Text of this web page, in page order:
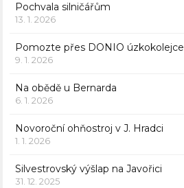
Pochvala silničářům
13. 1. 2026
Pomozte přes DONIO úzkokolejce
9. 1. 2026
Na obědě u Bernarda
6. 1. 2026
Novoroční ohňostroj v J. Hradci
1. 1. 2026
Silvestrovský výšlap na Javořici
31. 12. 2025